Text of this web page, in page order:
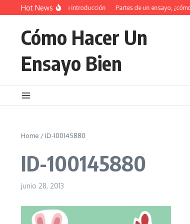
Saltar al contenido
Hot News
34 Ejemplos de introducción Partes de un ensayo,
Cómo Hacer Un
Ensayo Bien
Home / ID-100145880
ID-100145880
junio 28, 2013